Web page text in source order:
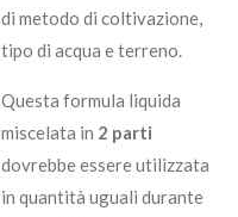
di metodo di coltivazione,
tipo di acqua e terreno.
Questa formula liquida
miscelata in 2 parti
dovrebbe essere utilizzata
in quantità uguali durante